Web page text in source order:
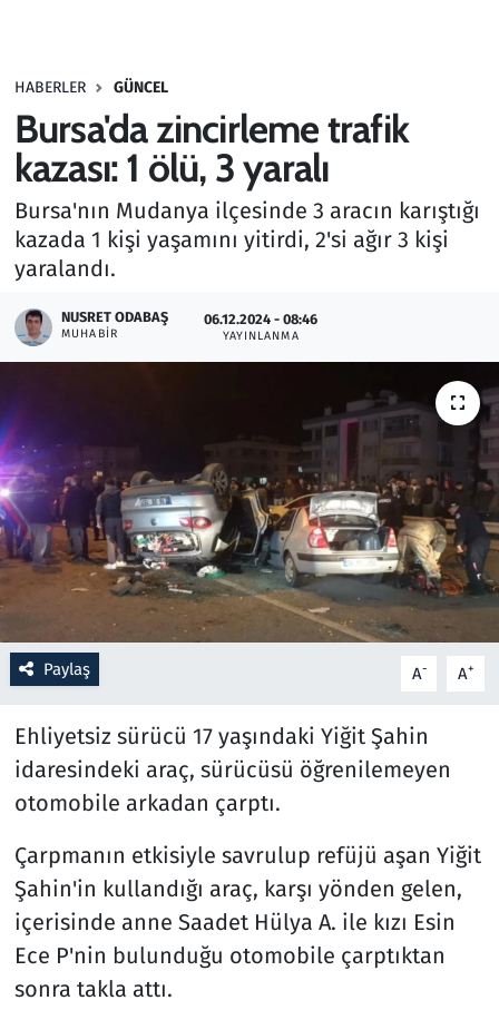
HABERLER GÜNCEL
Bursa'da zincirleme trafik
kazası: 1 ölü, 3 yaralı
Bursa'nın Mudanya ilçesinde 3 aracın karıştığı
kazada 1 kişi yaşamını yitirdi, 2'si ağır 3 kişi
yaralandı.
NUSRET ODABAŞ
MUHABIR
06.12.2024 - 08:46
YAYINLANMA
Paylaş A- A+
Ehliyetsiz sürücü 17 yaşındaki Yiğit Şahin
idaresindeki araç, sürücüsü öğrenilemeyen
otomobile arkadan çarptı.
Çarpmanın etkisiyle savrulup refüjü aşan Yiğit
Şahin'in kullandığı araç, karşı yönden gelen,
içerisinde anne Saadet Hülya A. ile kızı Esin
Ece P'nin bulunduğu otomobile çarptıktan
sonra takla attı.
Haber
Kültür Sanat
Kurumsal Haberler
Lezzet Durağı
Memur ve Kamu
Ramazan
Resmi İlanlar
Rüya Tabirleri
Sağlık
Savunma Sanayi
Seçim 2023
Teknoloji ve Bilim
Televizyon